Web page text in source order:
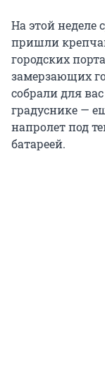
На этой неделе
пришли
городских
замерзающих
собрали для
градуснике —
напролет под
батареей.